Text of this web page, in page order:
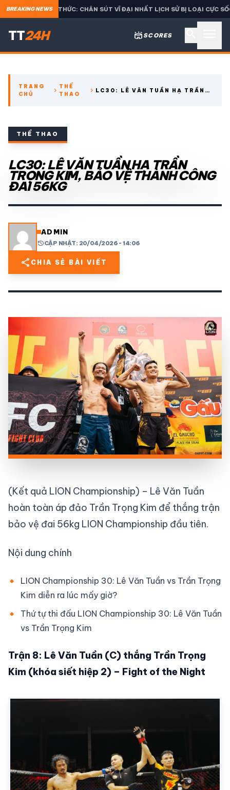
BREAKING NEWS
THỨC: CHÂN SÚT VĨ ĐẠI NHẤT LỊCH SỬ BỊ LOẠI CỰC SỐC Ở TUYỂN VIỆT
TT24H stadium SCORES
CÁC GIẢI NGOẠI HẠNG
THỂ THAO TRONG NƯỚC
THỂ THAO
VIDEO
LỊCH THI ĐẤU
share mail
TRANG
CHỦ
chevron_right THỂ
THAO
chevron_right LC30: LÊ VĂN TUẦN HẠ TRẦN
THỂ THAO
LC30: LÊ VĂN TUẦN HẠ TRẦN
TRỌNG KIM, BẢO VỆ THÀNH CÔNG
ĐAI 56KG
ADMIN
historyCẬP NHẬT: 20/04/2026 - 14:06
share CHIA SẺ BÀI VIẾT
(Kết quả LION Championship) – Lê Văn Tuần
hoàn toàn áp đảo Trần Trọng Kim để thắng trận
bảo vệ đai 56kg LION Championship đầu tiên.
Nội dung chính
LION Championship 30: Lê Văn Tuần vs Trần Trọng
Kim diễn ra lúc mấy giờ?
Thứ tự thi đấu LION Championship 30: Lê Văn Tuần
vs Trần Trọng Kim
Trận 8: Lê Văn Tuần (C) thắng Trần Trọng
Kim (khóa siết hiệp 2) – Fight of the Night